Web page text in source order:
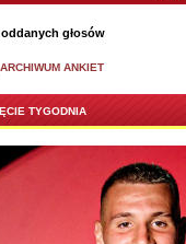
oddanych głosów
ARCHIWUM ANKIET
TYGODNIA